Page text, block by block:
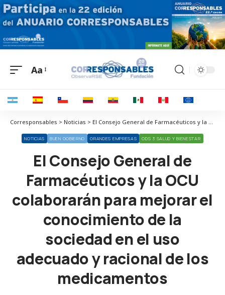
Aa
Corresponsables > Noticias > El Consejo General de Farmacéuticos y la OCU colaborarán para mejorar el conocimiento de la sociedad en el uso adecuado y racional de los medicamentos
NOTICIAS BUEN GOBIERNO GRANDES EMPRESAS ODS 3 SALUD Y BIENESTAR
El Consejo General de
Farmacéuticos y la OCU
colaborarán para mejorar el
conocimiento de la
sociedad en el uso
adecuado y racional de los
medicamentos